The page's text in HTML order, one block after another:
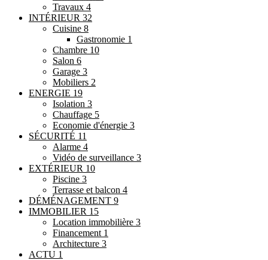
Travaux 4
INTÉRIEUR 32
Cuisine 8
Gastronomie 1
Chambre 10
Salon 6
Garage 3
Mobiliers 2
ENERGIE 19
Isolation 3
Chauffage 5
Economie d'énergie 3
SÉCURITÉ 11
Alarme 4
Vidéo de surveillance 3
EXTÉRIEUR 10
Piscine 3
Terrasse et balcon 4
DÉMÉNAGEMENT 9
IMMOBILIER 15
Location immobilière 3
Financement 1
Architecture 3
ACTU 1